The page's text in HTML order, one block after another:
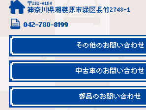
〒252-0154
神奈川県相模原市緑区長竹2748-1
042-780-8199
その他のお問い合わせ
中古車のお問い合わせ
部品のお問い合わせ